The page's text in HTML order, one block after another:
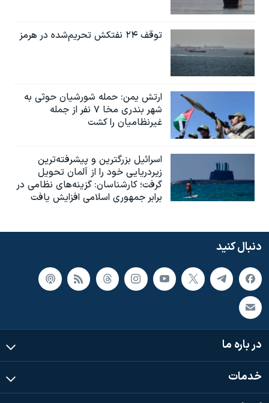
توقف ۲۴ نفتکش تحریم‌شده در هرمز
ارتش یمن: حمله شورشیان حوثی به
شهر بندری مخا ۷ نفر از جمله
غیرنظامیان را کشت
اسرائيل بزرگترین و پیشرفته‌ترین
زیردریایی خود را از آلمان تحویل
گرفت؛ کارشناسان: گزینه‌های نظامی در
برابر جمهوری اسلامی افزایش یافت
دنبال کنید
در باره ما
خدمات